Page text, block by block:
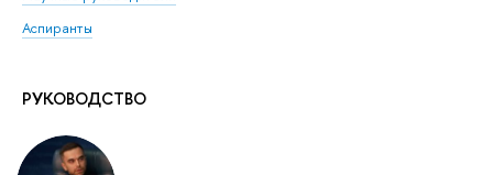
Аспиранты
РУКОВОДСТВО